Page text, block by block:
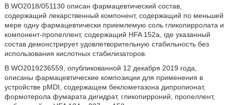
В WO2018/051130 описан фармацевтический состав,
содержащий лекарственный компонент, содержащий по меньшей
мере одну фармацевтически приемлемую соль гликопирролата и
компонент-пропеллент, содержащий HFA 152a, где указанный
состав демонстрирует удовлетворительную стабильность без
использования кислотных стабилизаторов.
В WO2019236559, опубликованной 12 декабря 2019 года,
описаны фармацевтические композиции для применения в
устройстве pMDI, содержащем беклометазона дипропионат,
формотерола фумарата дигидрат, гликопирроний, пропеллент,